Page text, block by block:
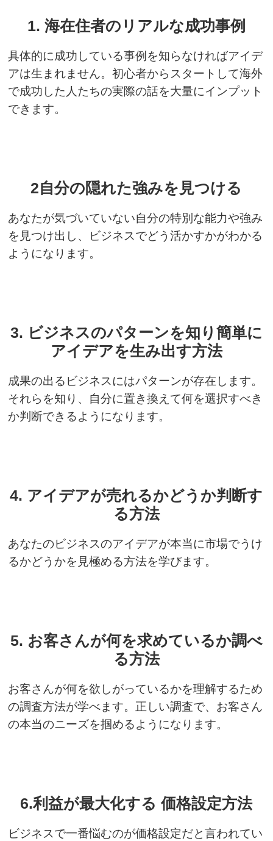
1. 海在住者のリアルな成功事例
具体的に成功している事例を知らなければアイデ
アは生まれません。初心者からスタートして海外
で成功した人たちの実際の話を大量にインプット
できます。
2自分の隠れた強みを見つける
あなたが気づいていない自分の特別な能力や強み
を見つけ出し、ビジネスでどう活かすかがわかる
ようになります。
3. ビジネスのパターンを知り簡単に
アイデアを生み出す方法
成果の出るビジネスにはパターンが存在します。
それらを知り、自分に置き換えて何を選択すべき
か判断できるようになります。
4. アイデアが売れるかどうか判断す
る方法
あなたのビジネスのアイデアが本当に市場でうけ
るかどうかを見極める方法を学びます。
5. お客さんが何を求めているか調べ
る方法
お客さんが何を欲しがっているかを理解するため
の調査方法が学べます。正しい調査で、お客さん
の本当のニーズを掴めるようになります。
6.利益が最大化する 価格設定方法
ビジネスで一番悩むのが価格設定だと言われてい